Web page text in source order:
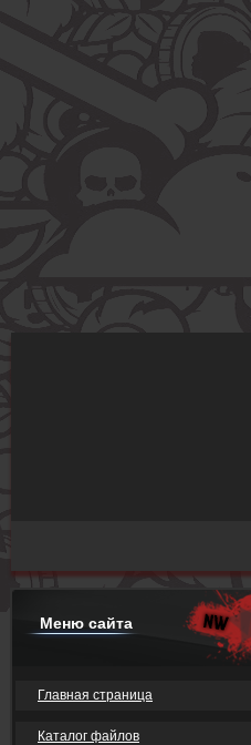
Меню сайта
Главная страница
Каталог файлов